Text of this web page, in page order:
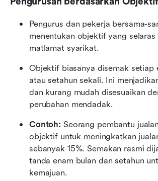
Pengurus dan pekerja bersama-
menentukan objektif yang selaras
matlamat syarikat.
Objektif biasanya disemak setiap
atau setahun sekali. Ini
dan kurang mudah disesuaikan
perubahan mendadak.
Contoh: Seorang pembantu
objektif untuk meningkatkan
sebanyak 15%. Semakan rasmi
tanda enam bulan dan setahun
kemajuan.